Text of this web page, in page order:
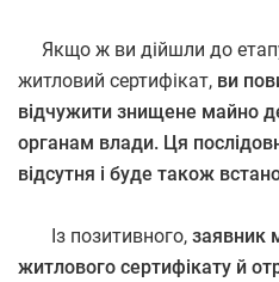
Якщо ж ви дійшли до
житловий сертифікат, ви
відчужити знищене майно
органам влади. Ця
відсутня і буде також
Із позитивного, заявник
житлового сертифікату й